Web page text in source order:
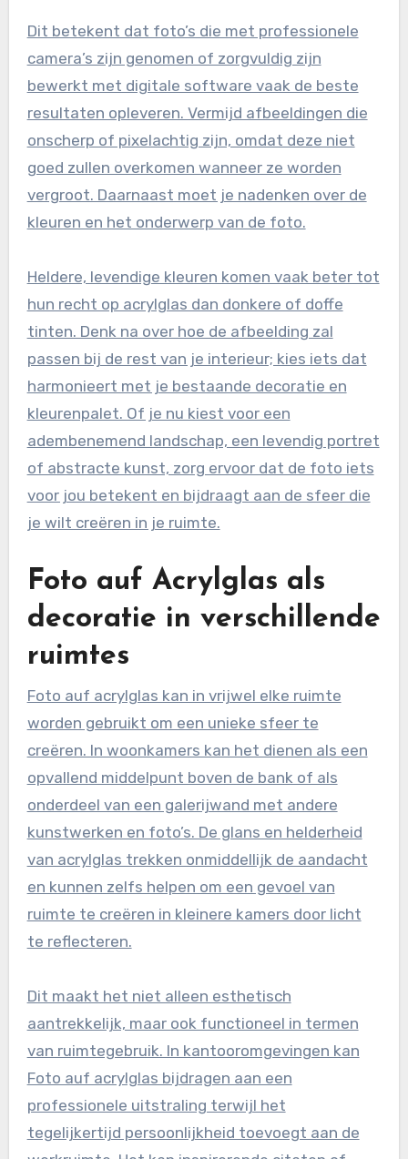
Dit betekent dat foto’s die met professionele
camera’s zijn genomen of zorgvuldig zijn
bewerkt met digitale software vaak de beste
resultaten opleveren. Vermijd afbeeldingen die
onscherp of pixelachtig zijn, omdat deze niet
goed zullen overkomen wanneer ze worden
vergroot. Daarnaast moet je nadenken over de
kleuren en het onderwerp van de foto.
Heldere, levendige kleuren komen vaak beter tot
hun recht op acrylglas dan donkere of doffe
tinten. Denk na over hoe de afbeelding zal
passen bij de rest van je interieur; kies iets dat
harmonieert met je bestaande decoratie en
kleurenpalet. Of je nu kiest voor een
adembenemend landschap, een levendig portret
of abstracte kunst, zorg ervoor dat de foto iets
voor jou betekent en bijdraagt aan de sfeer die
je wilt creëren in je ruimte.
Foto auf Acrylglas als
decoratie in verschillende
ruimtes
Foto auf acrylglas kan in vrijwel elke ruimte
worden gebruikt om een unieke sfeer te
creëren. In woonkamers kan het dienen als een
opvallend middelpunt boven de bank of als
onderdeel van een galerijwand met andere
kunstwerken en foto’s. De glans en helderheid
van acrylglas trekken onmiddellijk de aandacht
en kunnen zelfs helpen om een gevoel van
ruimte te creëren in kleinere kamers door licht
te reflecteren.
Dit maakt het niet alleen esthetisch
aantrekkelijk, maar ook functioneel in termen
van ruimtegebruik. In kantooromgevingen kan
Foto auf acrylglas bijdragen aan een
professionele uitstraling terwijl het
tegelijkertijd persoonlijkheid toevoegt aan de